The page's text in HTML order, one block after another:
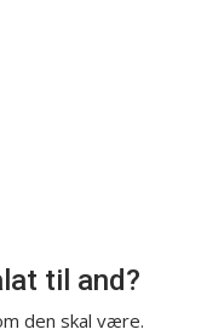
til and?
den skal være.